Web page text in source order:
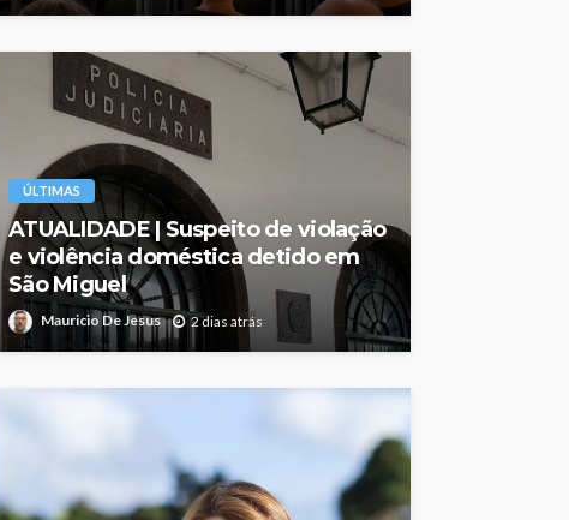
ÚLTIMAS
ATUALIDADE | Suspeito de violação
e violência doméstica detido em
São Miguel
Mauricio De Jesus 2 dias atrás